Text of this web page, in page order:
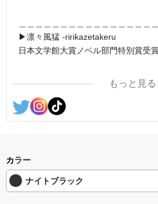
日本語版: https://amzn.asia/d/d7stkOV
英語版: https://amzn.asia/d/8u7Cebe
＿＿＿＿＿＿＿＿＿＿＿＿＿＿＿＿＿＿
日本語版: https://amzn.asia/d/8oNk92Q
英語版: https://amzn.asia/d/gDGn5nK
＿＿＿＿＿＿＿＿＿＿＿＿＿＿＿＿＿
<グッズシリーズ>
SUZURI ▶︎https://suzuri.jp/ririkazetakeru
挿画&グッズカタログ <デザイン画集
＜著者:挿画作成＞ 凛々風 猛-リリカゼタ
日本語版: https://amzn.asia/d/fMWTZVg
▶︎小説 [刺すように燃えるような眼差し
▶︎凛々風猛 -ririkazetakeru
日本文学館大賞ノベル部門特別賞受
<作品情報:配信中.> -Thank you for
＿＿＿＿＿＿＿＿＿＿＿＿＿＿＿＿
＜著者 : 作詞＞ 凛々風 猛 -リリカゼタ
日本語版: https://amzn.asia/d/ipdf8cX
英語版: https://amzn.asia/d/1nwVIb6
もっと見る
カラー
ナイトブラック